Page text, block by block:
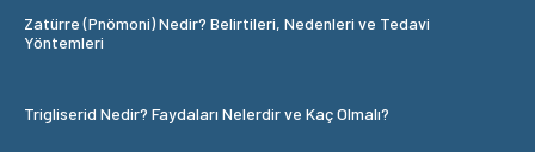
Zatürre (Pnömoni) Nedir? Belirtileri, Nedenleri ve Tedavi
Yöntemleri
Trigliserid Nedir? Faydaları Nelerdir ve Kaç Olmalı?